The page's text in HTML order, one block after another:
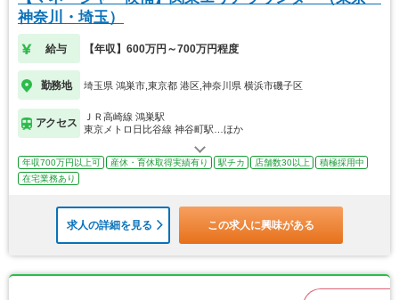
神奈川・埼玉）
給与 【年収】600万円～700万円程度
勤務地 埼玉県 鴻巣市,東京都 港区,神奈川県 横浜市磯子区
アクセス
ＪＲ高崎線 鴻巣駅
東京メトロ日比谷線 神谷町駅…ほか
年収700万円以上可 産休・育休取得実績有り 駅チカ 店舗数30以上
積極採用中
在宅業務あり
求人の詳細を見る この求人に興味がある